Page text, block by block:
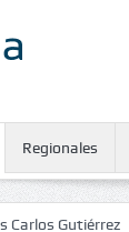
Regionales